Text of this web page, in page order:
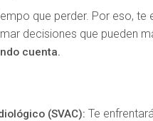
que perder. Por eso,
decisiones que pueden
cuenta.
(SVAC): Te